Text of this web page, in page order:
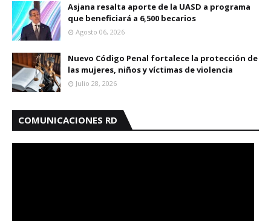
Asjana resalta aporte de la UASD a programa
que beneficiará a 6,500 becarios
Agosto 06, 2026
Nuevo Código Penal fortalece la protección de
las mujeres, niños y víctimas de violencia
Julio 28, 2026
COMUNICACIONES RD